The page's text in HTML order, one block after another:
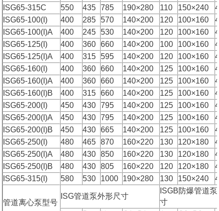
ISG65-315C
550 435 785 190×280 110 150×240
ISG65-100(I)
400 285 570 140×200 120 100×160
ISG65-100(I)A
400 245 530 140×200 120 100×160
ISG65-125(I)
400 360 660 140×200 100 100×160
ISG65-125(I)A
400 315 595 140×200 120 100×160
ISG65-160(I)
400 360 660 140×200 125 100×160
ISG65-160(I)A
400 360 660 140×200 125 100×160
ISG65-160(I)B
400 315 660 140×200 125 100×160
ISG65-200(I)
450 430 795 140×200 125 100×160
ISG65-200(I)A
450 430 795 140×200 125 100×160
ISG65-200(I)B
450 430 665 140×200 125 100×160
ISG65-250(I)
480 465 870 160×220 130 120×180
ISG65-250(I)A
480 430 850 160×220 130 120×180
ISG65-250(I)B
480 430 805 160×220 120 120×180
ISG65-315(I)
580 530 1000 190×280 130 150×240
管道离心泵型号
ISG管道泵外形尺寸
ISGB防爆管道
寸